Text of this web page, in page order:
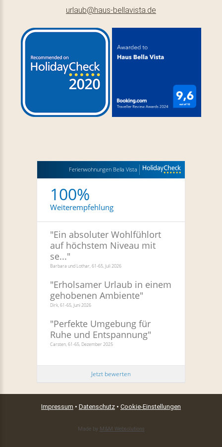
urlaub@haus-bellavista.de
Ferienwohnungen Bella Vista
100%
Weiterempfehlung
"Ein absoluter Wohlfühlort
auf höchstem Niveau mit
se..."
Barbara und Lothar, 61-65, Juli 2026
"Erholsamer Urlaub in einem
gehobenen Ambiente"
Dirk, 61-65, Juni 2026
"Perfekte Umgebung für
Ruhe und Entspannung"
Carsten, 61-65, Dezember 2025
Jetzt bewerten
Impressum • Datenschutz • Cookie-Einstellungen
Made by M&M Websolutions